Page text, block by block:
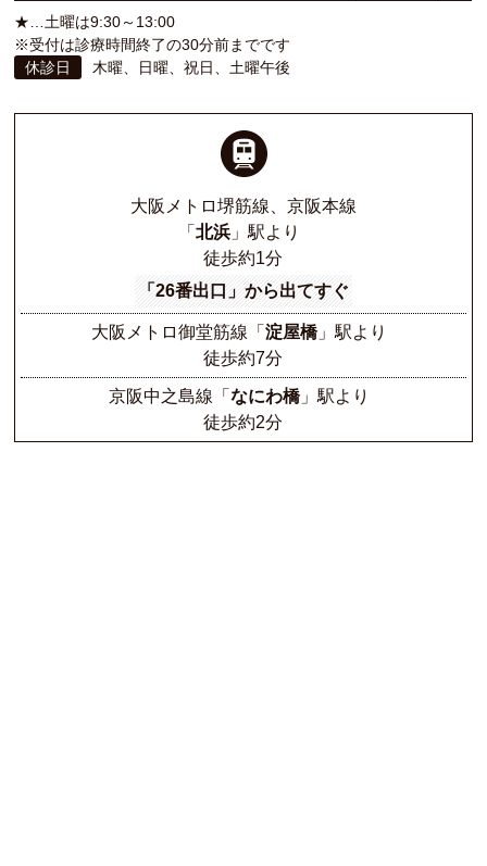
★…土曜は9:30～13:00
※受付は診療時間終了の30分前までです
休診日
木曜、日曜、祝日、土曜午後
大阪メトロ堺筋線、京阪本線
「 北浜」駅より
徒歩約1分
「26番出口」から出てすぐ
大阪メトロ御堂筋線 「 淀屋橋」駅より
徒歩約7分
京阪中之島線 「 なにわ橋」駅より
徒歩約2分